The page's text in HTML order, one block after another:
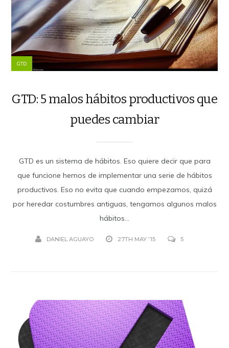
GTD
GTD: 5 malos hábitos productivos que
puedes cambiar
GTD es un sistema de hábitos. Eso quiere decir que para
que funcione hemos de implementar una serie de hábitos
productivos. Eso no evita que cuando empezamos, quizá
por heredar costumbres antiguas, tengamos algunos malos
hábitos...
DANIEL AGUAYO 27TH MAY '15 5